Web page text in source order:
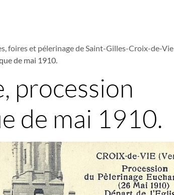
foires et pélerinage de Saint-Gilles-Croix-de-Vie
de mai 1910.
procession
de mai 1910.